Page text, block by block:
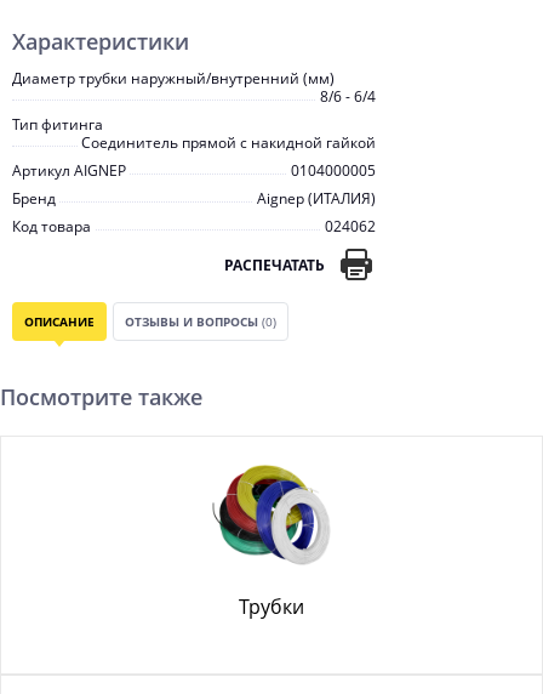
Характеристики
Диаметр трубки наружный/внутренний (мм)
8/6 - 6/4
Тип фитинга
Соединитель прямой с накидной гайкой
Артикул AIGNEP
0104000005
Бренд
Aignep (ИТАЛИЯ)
Код товара
024062
РАСПЕЧАТАТЬ
ОПИСАНИЕ ОТЗЫВЫ И ВОПРОСЫ (0)
Посмотрите также
Трубки